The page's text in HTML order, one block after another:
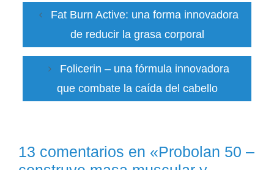
Fat Burn Active: una forma innovadora
de reducir la grasa corporal
Folicerin – una fórmula innovadora
que combate la caída del cabello
13 comentarios en «Probolan 50 –